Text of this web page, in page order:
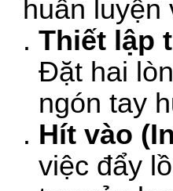
huấn luyện
Thiết lập
Đặt hai
ngón tay
Hít vào
việc đẩy